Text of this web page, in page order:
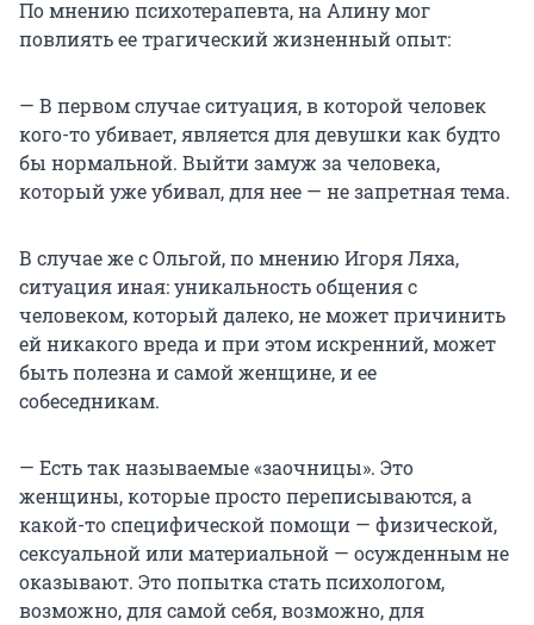
По мнению психотерапевта, на Алину мог
повлиять ее трагический жизненный опыт:
— В первом случае ситуация, в которой человек
кого-то убивает, является для девушки как будто
бы нормальной. Выйти замуж за человека,
который уже убивал, для нее — не запретная тема.
В случае же с Ольгой, по мнению Игоря Ляха,
ситуация иная: уникальность общения с
человеком, который далеко, не может причинить
ей никакого вреда и при этом искренний, может
быть полезна и самой женщине, и ее
собеседникам.
— Есть так называемые «заочницы». Это
женщины, которые просто переписываются, а
какой-то специфической помощи — физической,
сексуальной или материальной — осужденным не
оказывают. Это попытка стать психологом,
возможно, для самой себя, возможно, для